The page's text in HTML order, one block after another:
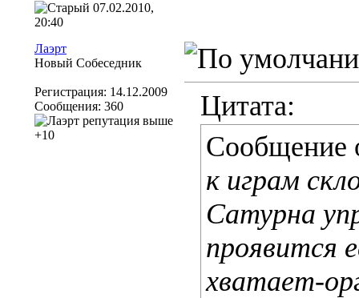
07.02.2010,
20:40
Лаэрт
Новый Собеседник
Регистрация: 14.12.2009
Сообщения: 360
Цитата:
Сообщение
к играм
Сатурна
проявится
хватает-